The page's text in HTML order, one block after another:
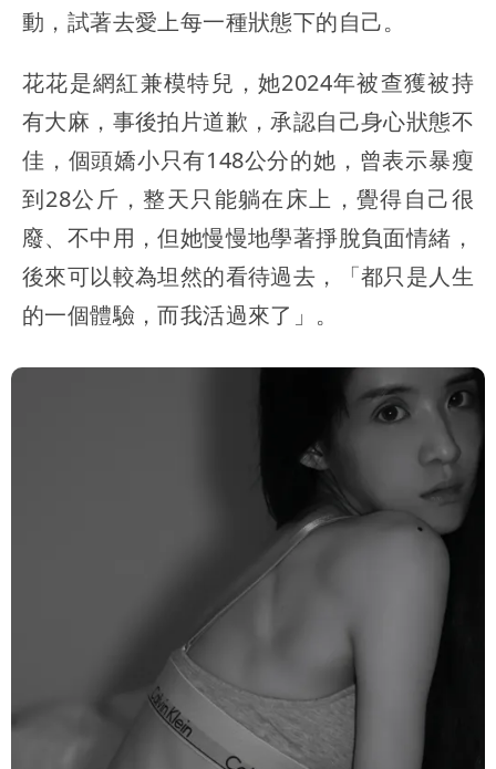
動，試著去愛上每一種狀態下的自己。
花花是網紅兼模特兒，她2024年被查獲被持
有大麻，事後拍片道歉，承認自己身心狀態不
佳，個頭嬌小只有148公分的她，曾表示暴瘦
到28公斤，整天只能躺在床上，覺得自己很
廢、不中用，但她慢慢地學著掙脫負面情緒，
後來可以較為坦然的看待過去，「都只是人生
的一個體驗，而我活過來了」。